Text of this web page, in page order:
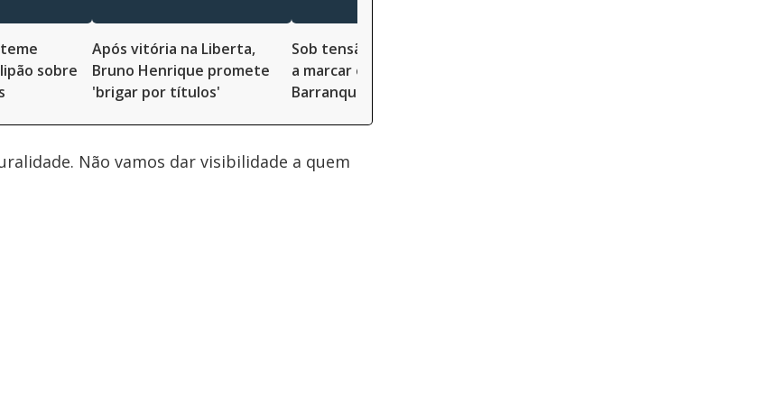
sobre
Após vitória na Liberta,
Bruno Henrique promete
'brigar por títulos'
Sob tensão, Palmeiras volta
a marcar e vence Junior
Barranquilla
Não vamos dar visibilidade a quem